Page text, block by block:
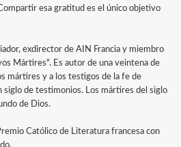
esa gratitud es el único objetivo
exdirector de AIN Francia y miembro
Mártires". Es autor de una veintena de
mártires y a los testigos de la fe de
de testimonios. Los mártires del siglo
de Dios.
Católico de Literatura francesa con